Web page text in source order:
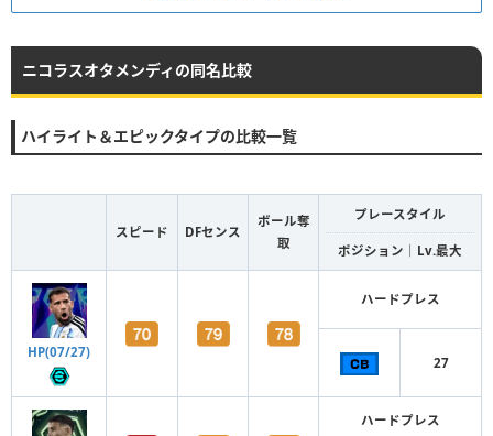
ニコラスオタメンディの同名比較
ハイライト＆エピックタイプの比較一覧
スピード DFセンス
ボール奪
取
プレースタイル
ポジション｜Lv.最大
HP(07/27)
ハードプレス
27
ハードプレス